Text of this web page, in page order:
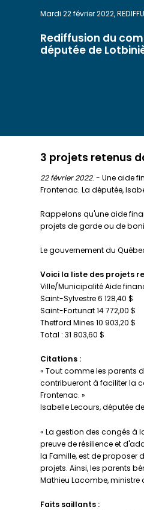
Mardi 22 février 2022,
Rediffusion du
députée de
3 projets retenus
22 février 2022. - Une aide
Frontenac. La députée,
Rappelons qu'une aide
projets de garde ou de
Le gouvernement du
Voici la liste des projets
Ville/Municipalité Aide
Saint-Sylvestre 6 128,40 $
Saint-Fortunat 14 772,00 $
Thetford Mines 10 903,20 $
Total : 31 803,60 $
Citations :
« Tout comme les parents
contribueront à faciliter la
Frontenac. »
Isabelle Lecours, députée
« La gestion des congés à
preuve de résilience et
la Famille, est de proposer
projets. Ainsi, les parents
Mathieu Lacombe,
Faits saillants :